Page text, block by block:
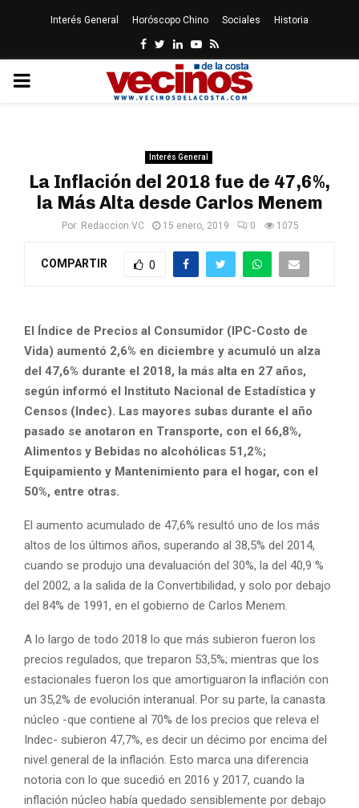
Interés General Horóscopo Chino Sociales Historia
Facebook
Twitter
LinkedinYoutube
Rss
PRIMARY
Interés General
La Inflación del 2018 fue de 47,6%,
la Más Alta desde Carlos Menem
Por: Redaccion VC 15 enero, 2019 0 1075
COMPARTIR 0
El Índice de Precios al Consumidor (IPC-Costo de
Vida) aumentó 2,6% en diciembre y acumuló un alza
del 47,6% durante el 2018, la más alta en 27 años,
según informó el Instituto Nacional de Estadística y
Censos (Indec). Las mayores subas durante el año
pasado se anotaron en Transporte, con el 66,8%,
Alimentos y Bebidas no alcohólicas 51,2%;
Equipamiento y Mantenimiento para el hogar, con el
50%, entre otras.
El aumento acumulado de 47,6% resultó uno de los más
altos de los últimos años, superando al 38,5% del 2014,
cuando se produjo una devaluación del 30%, la del 40,9 %
del 2002, a la salida de la Convertibilidad, y solo por debajo
del 84% de 1991, en el gobierno de Carlos Menem.
A lo largo de todo 2018 lo que más subieron fueron los
precios regulados, que treparon 53,5%; mientras que los
estacionales fueron los que amortiguaron la inflación con
un 35,2% de evolución interanual. Por su parte, la canasta
núcleo -que contiene al 70% de los precios que releva el
Indec- subieron 47,7%, es decir un décimo por encima del
nivel general de la inflación. Esto marca una diferencia
notoria con lo que sucedió en 2016 y 2017, cuando la
inflación núcleo había quedado sensiblemente por debajo